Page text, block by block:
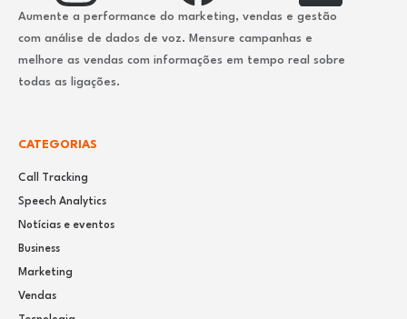
Aumente a performance do marketing, vendas e gestão
com análise de dados de voz. Mensure campanhas e
melhore as vendas com informações em tempo real sobre
todas as ligações.
CATEGORIAS
Call Tracking
Speech Analytics
Notícias e eventos
Business
Marketing
Vendas